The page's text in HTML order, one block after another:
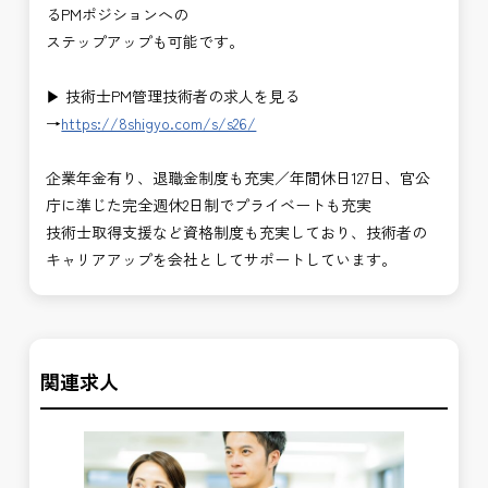
るPMポジションへの
ステップアップも可能です。
▶ 技術士PM管理技術者の求人を見る
→https://8shigyo.com/s/s26/
企業年金有り、退職金制度も充実／年間休日127日、官公
庁に準じた完全週休2日制でプライベートも充実
技術士取得支援など資格制度も充実しており、技術者の
キャリアアップを会社としてサポートしています。
関連求人